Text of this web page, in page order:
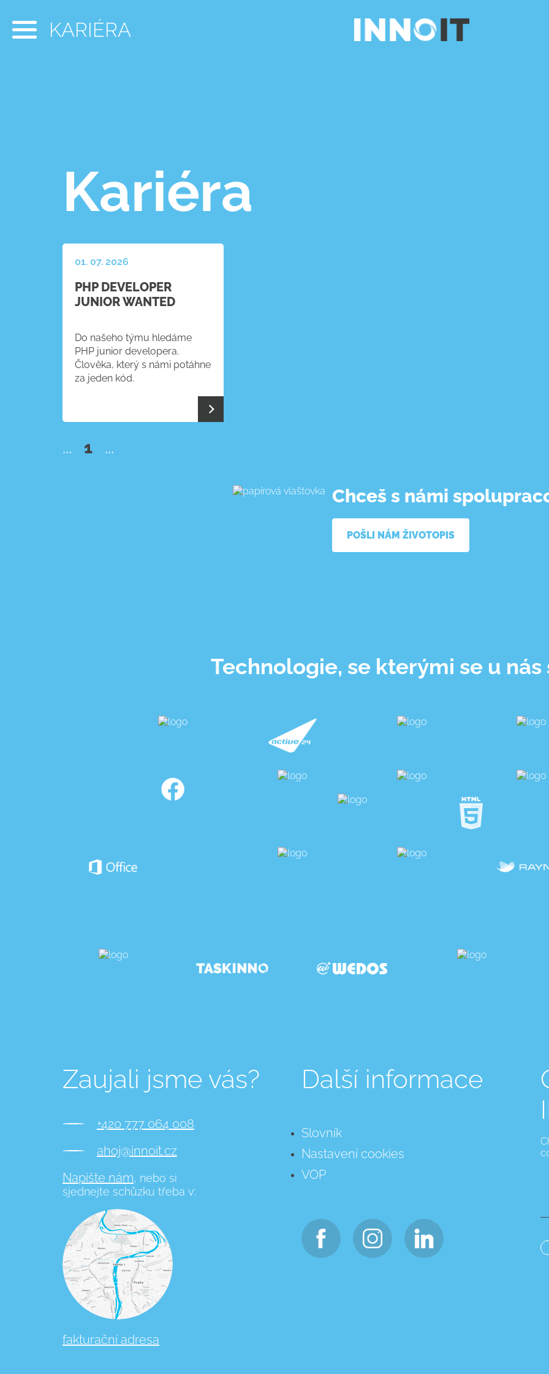
KARIÉRA
Kariéra
01. 07. 2026
PHP DEVELOPER
JUNIOR WANTED
Do našeho týmu hledáme
PHP junior developera.
Člověka, který s námi potáhne
za jeden kód.
... 1 ...
Chceš s námi
POŠLI NÁM ŽIVOTOPIS
Technologie, se kterými se u nás
Zaujali jsme vás?
+420 777 064 008
ahoj@innoit.cz
Napište nám, nebo si
sjednejte schůzku třeba v:
fakturační adresa
Další informace
Slovník
Nastavení cookies
VOP